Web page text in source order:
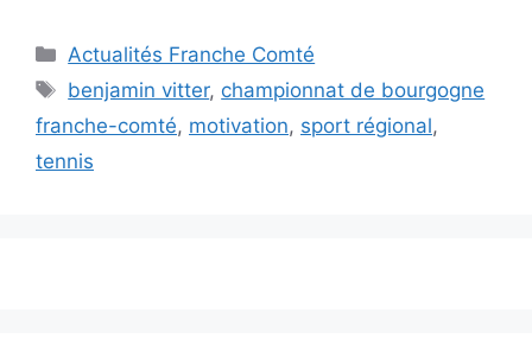
Catégories
Actualités Franche Comté
Étiquettes
benjamin vitter, championnat de bourgogne
franche-comté, motivation, sport régional,
tennis